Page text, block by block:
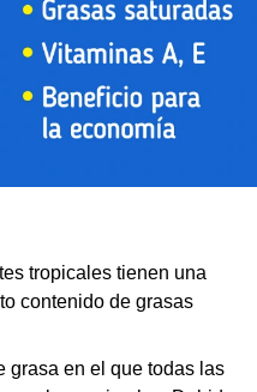
tropicales tienen una
contenido de grasas
grasa en el que todas las